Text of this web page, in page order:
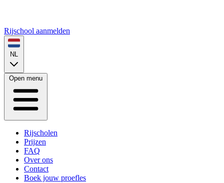
Rijschool aanmelden
NL
Open menu
Rijscholen
Prijzen
FAQ
Over ons
Contact
Boek jouw proefles